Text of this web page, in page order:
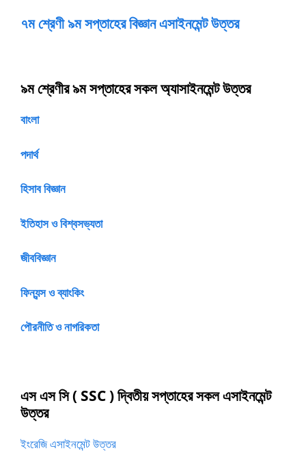
৭মশ্রেণী৯মসপ্তাহেরবিজ্ঞানএসাইনমেন্টউত্তর
৯ম শ্রেণীর ৯ম সপ্তাহের সকল অ্যাসাইনমেন্ট উত্তর
বাংলা
পদার্থ
হিসাব বিজ্ঞান
ইতিহাস ও বিশ্বসভ্যতা
জীববিজ্ঞান
ফিন্যন্স ও ব্যাংকিং
পৌরনীতি ও নাগরিকতা
এস এস সি( SSC ) দ্বিতীয় সপ্তাহের সকল এসাইনমেন্ট
উত্তর
ইংরেজি এসাইনমেন্ট উত্তর